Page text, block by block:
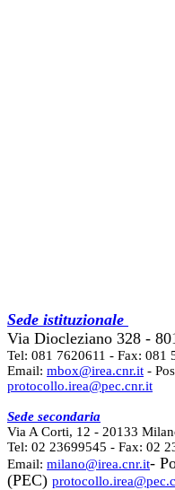
Sede istituzionale
Via Diocleziano 328 -
Tel: 081 7620611 - Fax: 081
Email: mbox@irea.cnr.it -
protocollo.irea@pec.cnr.it
Sede secondaria
Via A Corti, 12 - 20133
Tel: 02 23699545 - Fax: 02
Email: milano@irea.cnr.it-
(PEC)